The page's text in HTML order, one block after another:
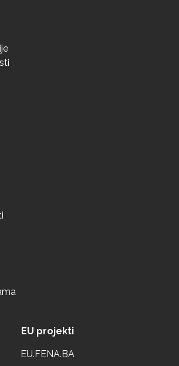
EU projekti
EU.FENA.BA